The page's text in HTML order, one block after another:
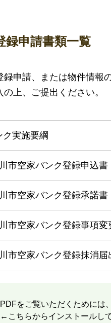
録申請書類一覧
申請、または物件情報
上、ご提出ください。
実施要綱
市空家バンク登録申込書
市空家バンク登録承諾書
市空家バンク登録事項変
市空家バンク登録抹消届
PDFをご覧いただくためには
←こちらからインストールし